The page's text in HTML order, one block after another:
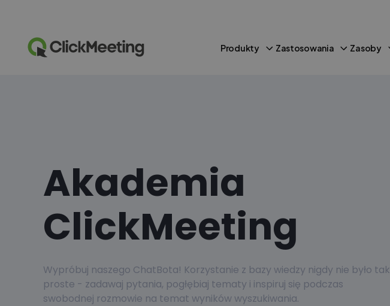
Produkty Zastosowania Zasoby
Akademia
ClickMeeting
Wypróbuj naszego ChatBota! Korzystanie z bazy wiedzy nigdy nie było tak
proste - zadawaj pytania, pogłębiaj tematy i inspiruj się podczas
swobodnej rozmowie na temat wyników wyszukiwania.